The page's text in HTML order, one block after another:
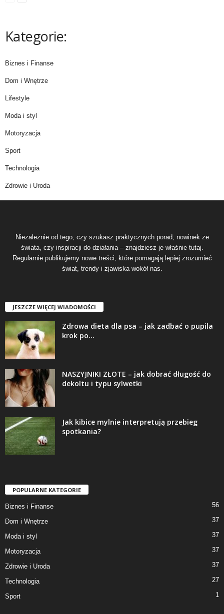
Kategorie:
Biznes i Finanse
Dom i Wnętrze
Lifestyle
Moda i styl
Motoryzacja
Sport
Technologia
Zdrowie i Uroda
Niezależnie od tego, czy szukasz praktycznych porad, nowinek ze
świata, czy inspiracji do działania – znajdziesz je właśnie tutaj.
Regularnie publikujemy nowe treści, które pomagają lepiej zrozumieć
świat, trendy i zjawiska wokół nas.
JESZCZE WIĘCEJ WIADOMOŚCI
Zdrowa dieta dla psa – jak zadbać o pupila
krok po...
NASZYJNIKI ZŁOTE – jak dobrać długość do
dekoltu i typu sylwetki
Jak kibice mylnie interpretują przebieg
spotkania?
POPULARNE KATEGORIE
Biznes i Finanse 56
Dom i Wnętrze 37
Moda i styl 37
Motoryzacja 37
Zdrowie i Uroda 37
Technologia 27
Sport 1